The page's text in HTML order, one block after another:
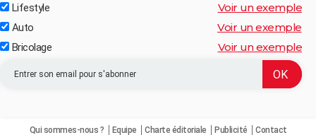
Lifestyle Voir un exemple
Auto Voir un exemple
Bricolage Voir un exemple
Qui sommes-nous ? Equipe Charte éditoriale Publicité Contact